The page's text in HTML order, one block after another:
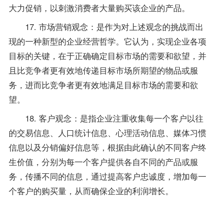
大力促销，以刺激消费者大量购买该企业的产品。
17. 市场营销观念：是作为对上述观念的挑战而出
现的一种新型的企业经营哲学。它认为，实现企业各项
目标的关键，在于正确确定目标市场的需要和欲望，并
且比竞争者更有效地传递目标市场所期望的物品或服
务，进而比竞争者更有效地满足目标市场的需要和欲
望。
18. 客户观念：是指企业注重收集每一个客户以往
的交易信息、人口统计信息、心理活动信息、媒体习惯
信息以及分销偏好信息等，根据由此确认的不同客户终
生价值，分别为每一个客户提供各自不同的产品或服
务，传播不同的信息，通过提高客户忠诚度，增加每一
个客户的购买量，从而确保企业的利润增长。